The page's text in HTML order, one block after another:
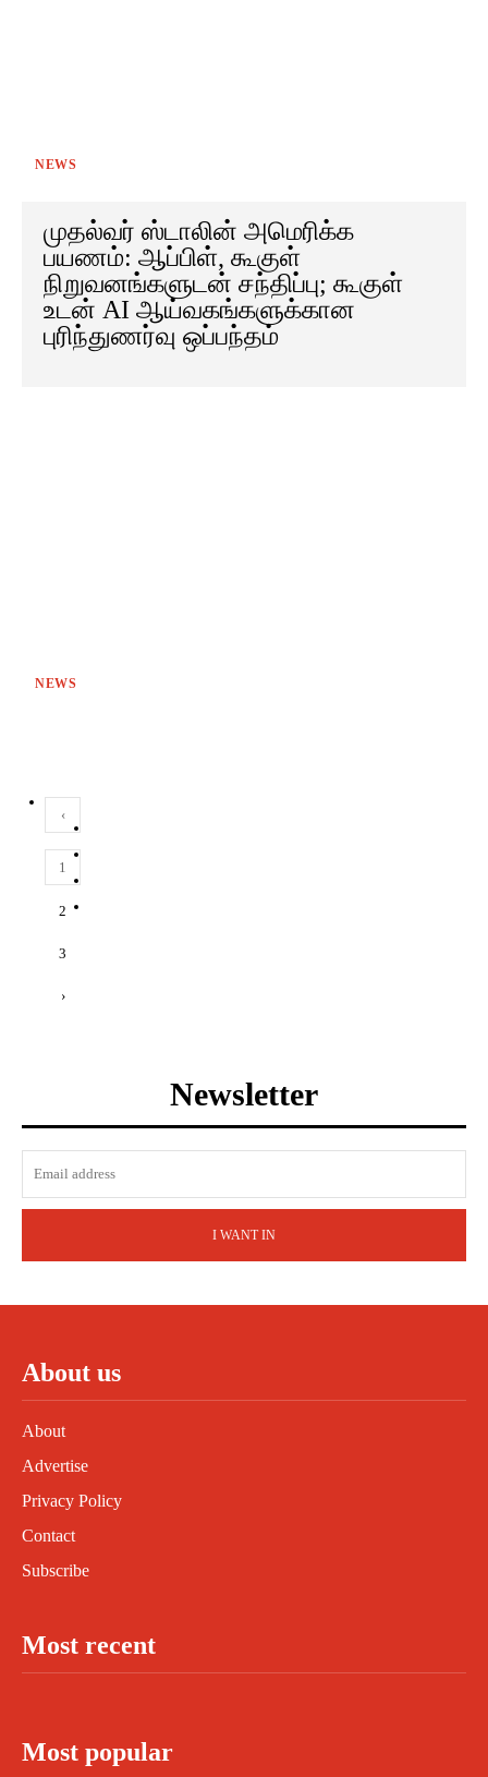
NEWS
முதல்வர் ஸ்டாலின் அமெரிக்க
பயணம்: ஆப்பிள், கூகுள்
நிறுவனங்களுடன் சந்திப்பு; கூகுள்
உடன் AI ஆய்வகங்களுக்கான
புரிந்துணர்வு ஒப்பந்தம்
NEWS
‹
1
2
3
›
Newsletter
I WANT IN
About us
About
Advertise
Privacy Policy
Contact
Subscribe
Most recent
Most popular